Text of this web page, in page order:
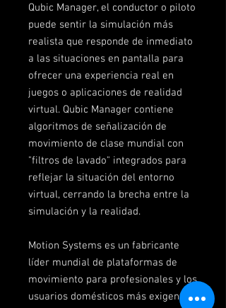
Qubic Manager, el conductor o piloto
puede sentir la simulación más
realista que responde de inmediato
a las situaciones en pantalla para
ofrecer una experiencia real en
juegos o aplicaciones de realidad
virtual. Qubic Manager contiene
algoritmos de señalización de
movimiento de clase mundial con
"filtros de lavado" integrados para
reflejar la situación del entorno
virtual, cerrando la brecha entre la
simulación y la realidad.
Motion Systems es un fabricante
líder mundial de plataformas de
movimiento para profesionales y los
usuarios domésticos más exigentes.